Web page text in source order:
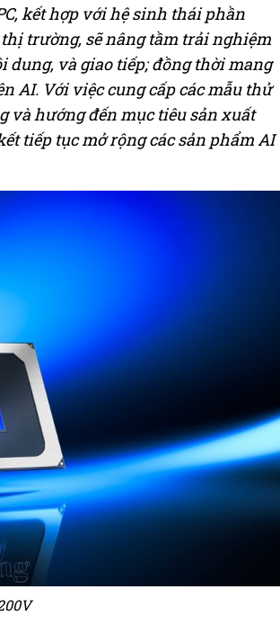
kết hợp với hệ sinh thái phần
trường, sẽ nâng tầm trải nghiệm
dung, và giao tiếp; đồng thời mang
AI. Với việc cung cấp các mẫu thử
hướng đến mục tiêu sản xuất
tiếp tục mở rộng các sản phẩm AI